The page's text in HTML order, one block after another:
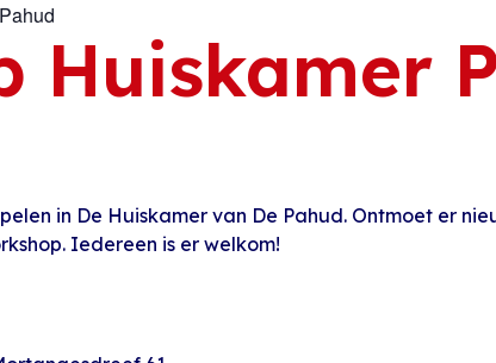
Huiskamer
in De Huiskamer van De Pahud. Ontmoet er
Iedereen is er welkom!